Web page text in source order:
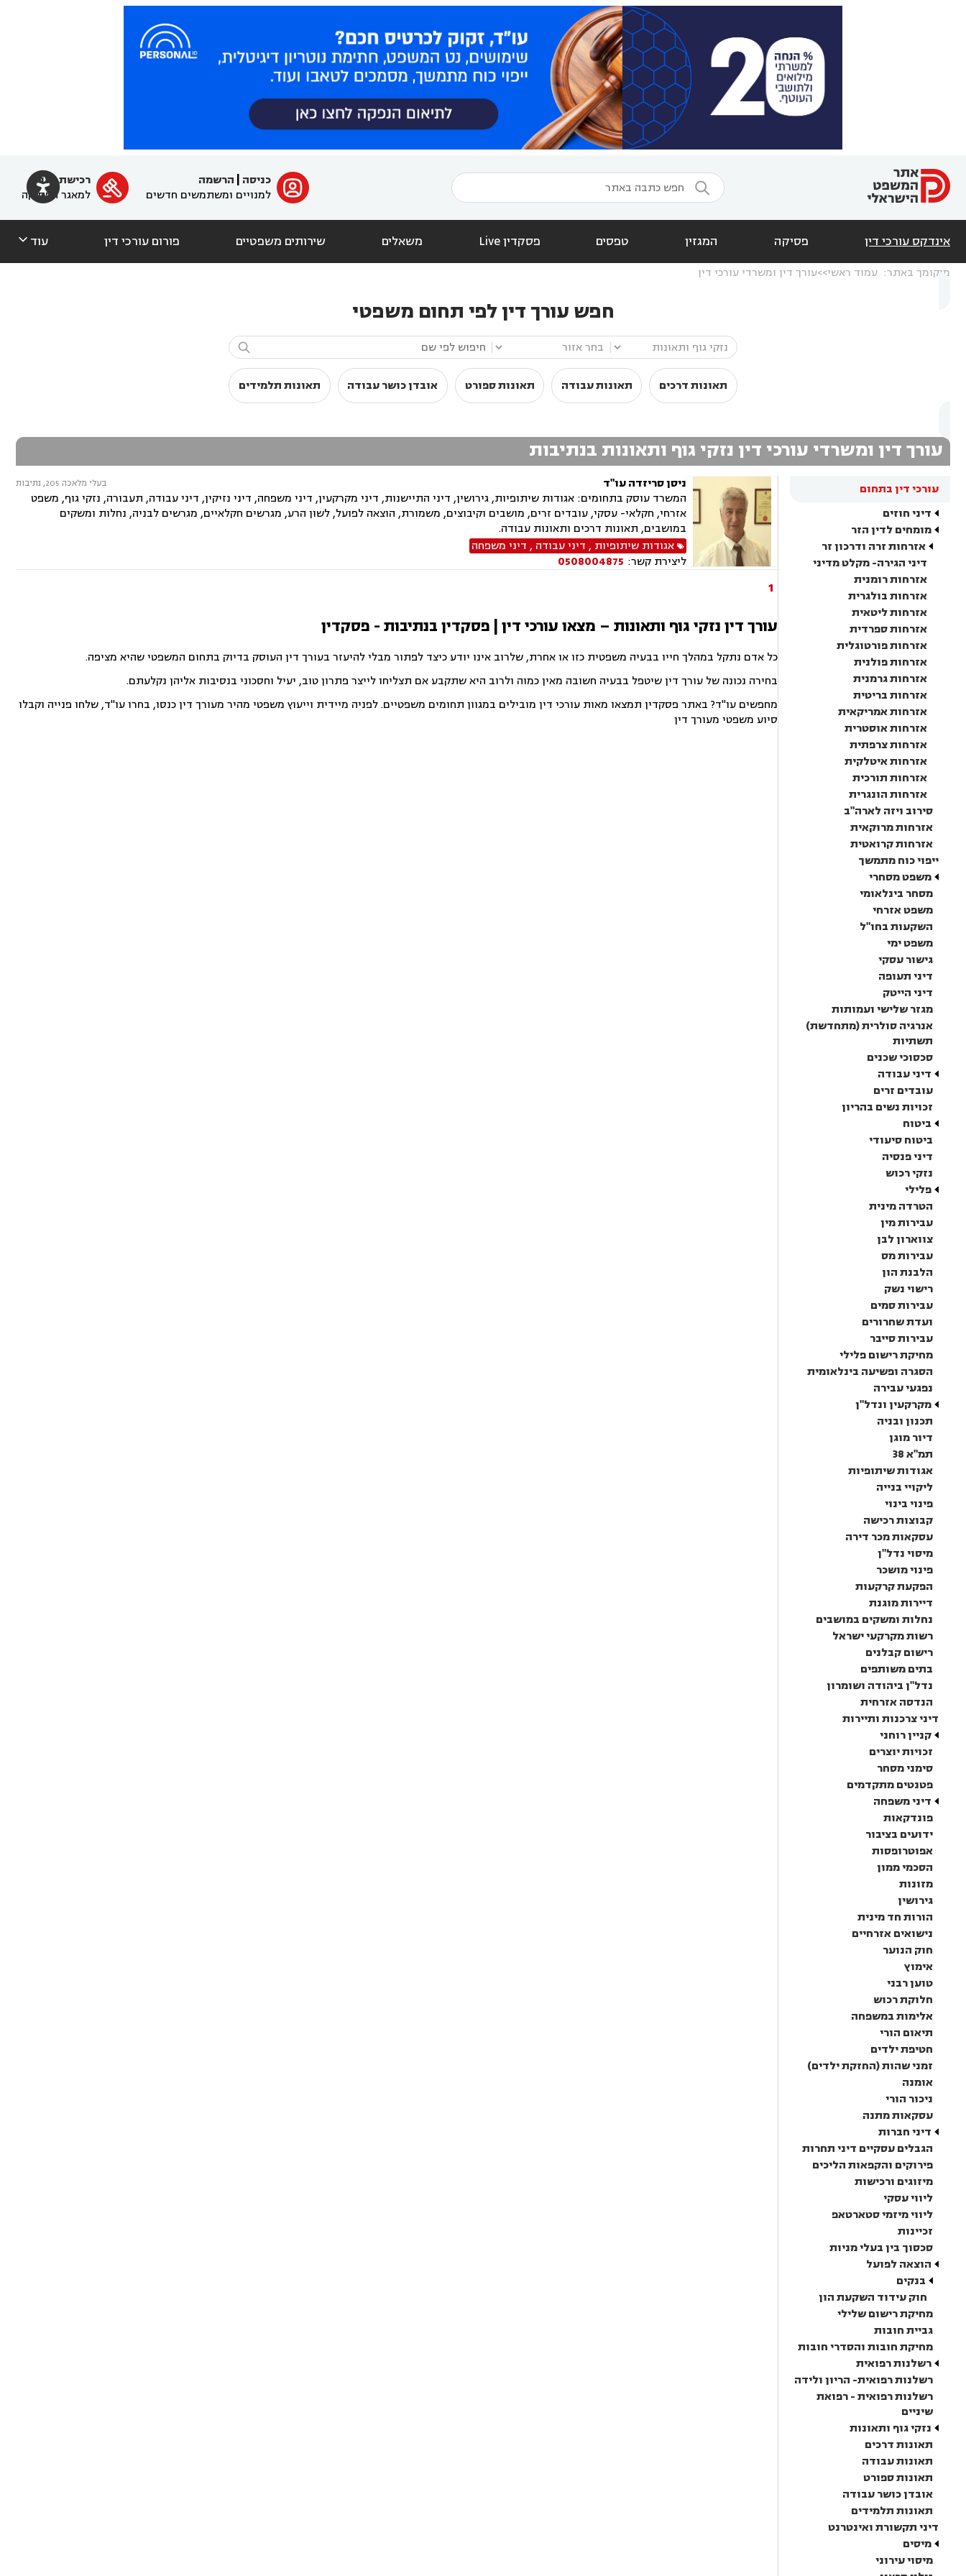
  ﱐ כניסה
הרשמה
למנויים ומשתמשים חדשים

רכישת מנוי
למאגר הפסיקה
אינדקס עורכי דין פסיקה המגזין טפסים פסקדין Live משאלים שירותים משפטיים פורום עורכי דין עוד 
מיקומך באתר: עמוד ראשי עורך דין ומשרדי עורכי דין
חפש עורך דין לפי תחום משפטי

תאונות דרכים תאונות עבודה תאונות ספורט אובדן כושר עבודה תאונות תלמידים
עורך דין ומשרדי עורכי דין נזקי גוף ותאונות בנתיבות
עורכי דין בתחום
דיני חוזים
מומחים לדין הזר
אזרחות זרה ודרכון זר
דיני הגירה- מקלט מדיני
אזרחות רומנית
אזרחות בולגרית
אזרחות ליטאית
אזרחות ספרדית
אזרחות פורטוגלית
אזרחות פולנית
אזרחות גרמנית
אזרחות בריטית
אזרחות אמריקאית
אזרחות אוסטרית
אזרחות צרפתית
אזרחות איטלקית
אזרחות תורכית
אזרחות הונגרית
סירוב ויזה לארה"ב
אזרחות מרוקאית
אזרחות קרואטית
ייפוי כוח מתמשך
משפט מסחרי
מסחר בינלאומי
משפט אזרחי
השקעות בחו"ל
משפט ימי
גישור עסקי
דיני תעופה
דיני הייטק
מגזר שלישי ועמותות
אנרגיה סולרית (מתחדשת)
תשתיות
סכסוכי שכנים
דיני עבודה
עובדים זרים
זכויות נשים בהריון
ביטוח
ביטוח סיעודי
דיני פנסיה
נזקי רכוש
פלילי
הטרדה מינית
עבירות מין
צווארון לבן
עבירות מס
הלבנת הון
רישוי נשק
עבירות סמים
ועדת שחרורים
עבירות סייבר
מחיקת רישום פלילי
הסגרה ופשיעה בינלאומית
נפגעי עבירה
מקרקעין ונדל"ן
תכנון ובניה
דיור מוגן
תמ"א 38
אגודות שיתופיות
ליקויי בנייה
פינוי בינוי
קבוצות רכישה
עסקאות מכר דירה
מיסוי נדל"ן
פינוי מושכר
הפקעת קרקעות
דיירות מוגנת
נחלות ומשקים במושבים
רשות מקרקעי ישראל
רישום קבלנים
בתים משותפים
נדל"ן ביהודה ושומרון
הנדסה אזרחית
דיני צרכנות ותיירות
קניין רוחני
זכויות יוצרים
סימני מסחר
פטנטים מתקדמים
דיני משפחה
פונדקאות
ידועים בציבור
אפוטרופסות
הסכמי ממון
מזונות
גירושין
הורות חד מינית
נישואים אזרחיים
חוק הנוער
אימוץ
טוען רבני
חלוקת רכוש
אלימות במשפחה
תיאום הורי
חטיפת ילדים
זמני שהות (החזקת ילדים)
אומנה
ניכור הורי
עסקאות מתנה
דיני חברות
הגבלים עסקיים דיני תחרות
פירוקים והקפאות הליכים
מיזוגים ורכישות
ליווי עסקי
ליווי מיזמי סטארטאפ
זכיינות
סכסוך בין בעלי מניות
הוצאה לפועל
בנקים
חוק עידוד השקעת הון
מחיקת רישום שלילי
גביית חובות
מחיקת חובות והסדרי חובות
רשלנות רפואית
רשלנות רפואית- הריון ולידה
רשלנות רפואית - רפואת
שיניים
נזקי גוף ותאונות
תאונות דרכים
תאונות עבודה
תאונות ספורט
אובדן כושר עבודה
תאונות תלמידים
דיני תקשורת ואינטרנט
מיסים
מיסוי עירוני
ניסן סריזדה עו"ד בעלי מלאכה 205, נתיבות
המשרד עוסק בתחומים: אגודות שיתופיות, גירושין, דיני התיישנות, דיני מקרקעין, דיני משפחה, דיני נזיקין, דיני עבודה, תעבורה, נזקי גוף, משפט
אזרחי, חקלאי- עסקי, עובדים זרים, מושבים וקיבוצים, משמורת, הוצאה לפועל, לשון הרע, מגרשים חקלאיים, מגרשים לבניה, נחלות ומשקים
במושבים, תאונות דרכים ותאונות עבודה.
אגודות שיתופיות , דיני עבודה , דיני משפחה
ליצירת קשר: 0508004875
1
עורך דין נזקי גוף ותאונות – מצאו עורכי דין | פסקדין בנתיבות - פסקדין
כל אדם נתקל במהלך חייו בבעיה משפטית כזו או אחרת, שלרוב אינו יודע כיצד לפתור מבלי להיעזר בעורך דין העוסק בדיוק בתחום המשפטי שהיא מציפה.
בחירה נכונה של עורך דין שיטפל בבעיה חשובה מאין כמוה ולרוב היא שתקבע אם תצליחו לייצר פתרון טוב, יעיל וחסכוני בנסיבות אליהן נקלעתם.
מחפשים עו"ד? באתר פסקדין תמצאו מאות עורכי דין מובילים במגוון תחומים משפטיים. לפניה מיידית וייעוץ משפטי מהיר מעורך דין כנסו, בחרו עו"ד, שלחו פנייה וקבלו
סיוע משפטי מעורך דין